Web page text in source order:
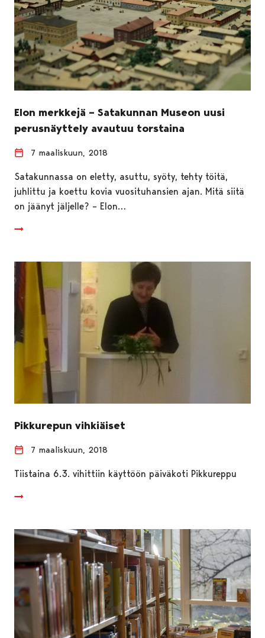
Elon merkkejä – Satakunnan Museon uusi
perusnäyttely avautuu torstaina
7 maaliskuun, 2018
Satakunnassa on eletty, asuttu, syöty, tehty töitä,
juhlittu ja koettu kovia vuosituhansien ajan. Mitä siitä
on jäänyt jäljelle? – Elon…
Pikkurepun vihkiäiset
7 maaliskuun, 2018
Tiistaina 6.3. vihittiin käyttöön päiväkoti Pikkureppu